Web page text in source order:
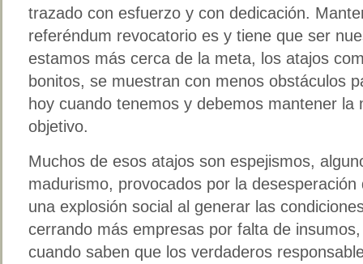
trazado con esfuerzo y con dedicación.
referéndum revocatorio es y tiene que ser
estamos más cerca de la meta, los atajos
bonitos, se muestran con menos obstáculos
hoy cuando tenemos y debemos mantener la
objetivo.
Muchos de esos atajos son espejismos,
madurismo, provocados por la
una explosión social al generar las
cerrando más empresas por falta de
cuando saben que los verdaderos